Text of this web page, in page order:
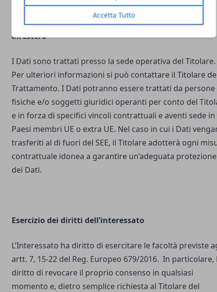
Accetta Tutto
Luogo del Trattamento e trasferimento dei Dati
all’estero
I Dati sono trattati presso la sede operativa del Titolare.
Per ulteriori informazioni si può contattare il Titolare
Trattamento. I Dati potranno essere trattati da persone
fisiche e/o soggetti giuridici operanti per conto del
e in forza di specifici vincoli contrattuali e aventi sede in
Paesi membri UE o extra UE. Nel caso in cui i Dati
trasferiti al di fuori del SEE, il Titolare adotterà ogni
contrattuale idonea a garantire un’adeguata protezione
dei Dati.
Esercizio dei diritti dell’interessato
L’Interessato ha diritto di esercitare le facoltà previste
artt. 7, 15-22 del Reg. Europeo 679/2016. In particolare,
diritto di revocare il proprio consenso in qualsiasi
momento e, dietro semplice richiesta al Titolare del